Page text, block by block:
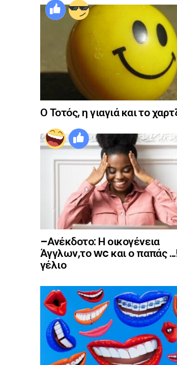
Ο Τοτός, η γιαγιά και το
–Ανέκδοτο: Η οικογένεια
Άγγλων,το wc και ο παπάς
γέλιο